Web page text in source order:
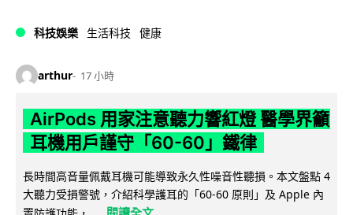
科技娛樂 生活科技 健康
arthur 17 小時
AirPods 用家注意聽力響紅燈 醫學界籲
耳機用戶謹守「60-60」鐵律
長時間高音量佩戴耳機可能導致永久性噪音性聽損。本文盤點 4
大聽力受損警號，介紹科學護耳的「60-60 原則」及 Apple 內